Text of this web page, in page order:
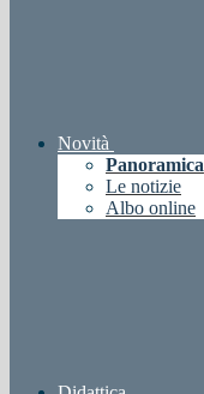
Novità
Panoramica
Le notizie
Albo online